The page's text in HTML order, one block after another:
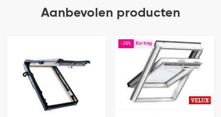
Aanbevolen producten
-25%